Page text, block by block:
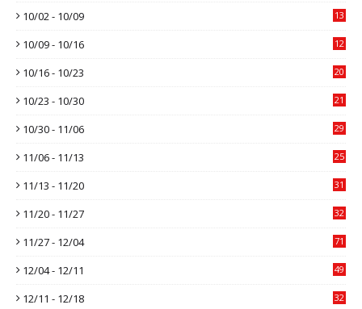
10/02 - 10/09 13
10/09 - 10/16 12
10/16 - 10/23 20
10/23 - 10/30 21
10/30 - 11/06 29
11/06 - 11/13 25
11/13 - 11/20 31
11/20 - 11/27 32
11/27 - 12/04 71
12/04 - 12/11 49
12/11 - 12/18 32